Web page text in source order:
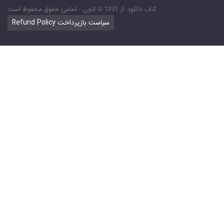
کتاب دانلود: از 1391 تا کنون - تمامی حقوق محفوظ است
Refund Policy سیاست بازپرداخت